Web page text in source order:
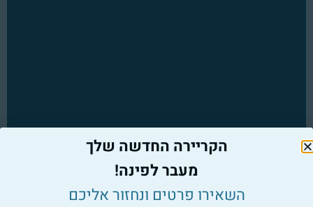
הקריירה החדשה שלך
מעבר לפינה!
השאירו פרטים ונחזור אליכם